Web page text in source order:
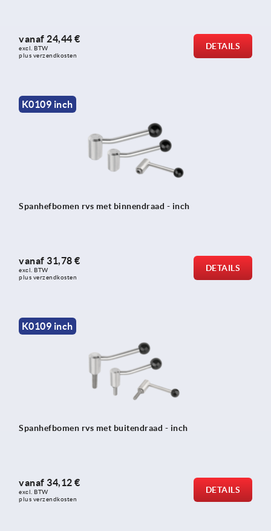
vanaf 24,44 €
excl. BTW
plus verzendkosten
DETAILS
K0109 inch
Spanhefbomen rvs met binnendraad - inch
vanaf 31,78 €
excl. BTW
plus verzendkosten
DETAILS
K0109 inch
Spanhefbomen rvs met buitendraad - inch
vanaf 34,12 €
excl. BTW
plus verzendkosten
DETAILS